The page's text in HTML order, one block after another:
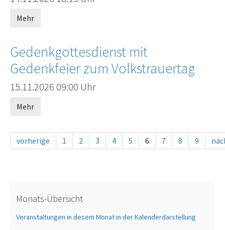
Mehr
Gedenkgottesdienst mit
Gedenkfeier zum Volkstrauertag
15.11.2026 09:00 UhrOffenes Ende
Mehr
vorherige 1 2 3 4 5 6 7 8 9
Monats-Übersicht
Veranstaltungen in desem Monat in der Kalenderdarstellung